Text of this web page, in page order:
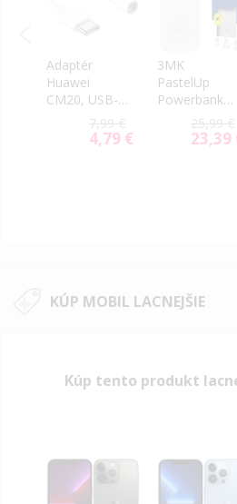
Adaptér
Huawei
CM20, USB-
C(M) na
3.5mm audio
jack(F), biely
7,99 €
Special
4,79 €
3MK
PastelUp
Powerbanka,
10000mAh
22.5W (USB-
25,99 €
Special
23,39
KÚP MOBIL LACNEJŠIE
Kúp tento produkt